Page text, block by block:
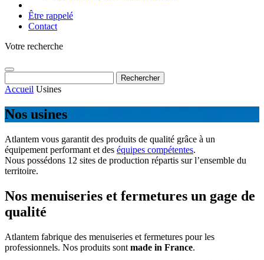
Être rappelé
Contact
Votre recherche
Accueil Usines
Nos usines
Atlantem vous garantit des produits de qualité grâce à un
équipement performant et des équipes compétentes.
Nous possédons 12 sites de production répartis sur l’ensemble du
territoire.
Nos menuiseries et fermetures un gage de
qualité
Atlantem fabrique des menuiseries et fermetures pour les
professionnels. Nos produits sont made in France.